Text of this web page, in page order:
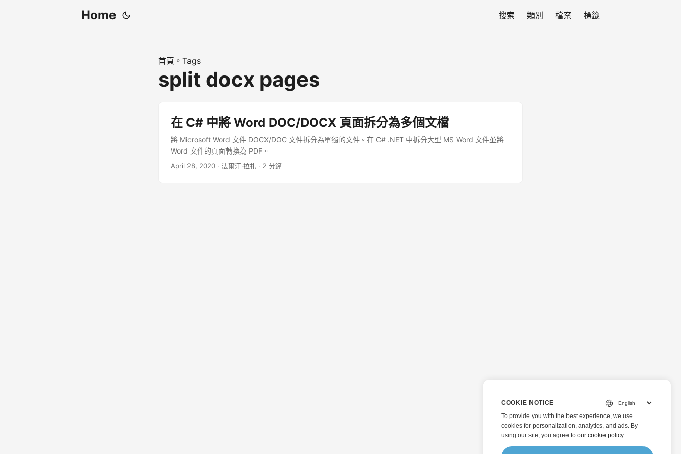
Home 搜索 類別 檔案 標籤
首頁 » Tags
split docx pages
在 C# 中將 Word DOC/DOCX 頁面拆分為多個文檔
將 Microsoft Word 文件 DOCX/DOC 文件拆分為單獨的文件。在 C# .NET 中拆分大型 MS Word 文件並將
Word 文件的頁面轉換為 PDF。
April 28, 2020 · 法爾汗·拉扎 · 2 分鐘
COOKIE NOTICE
To provide you with the best experience, we use
cookies for personalization, analytics, and ads. By
using our site, you agree to our cookie policy.